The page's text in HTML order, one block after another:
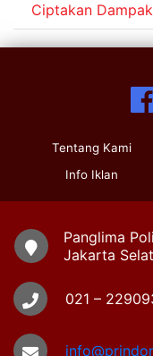
Ciptakan
Tentang Kami
Info Iklan
Panglima
Jakarta
021 –